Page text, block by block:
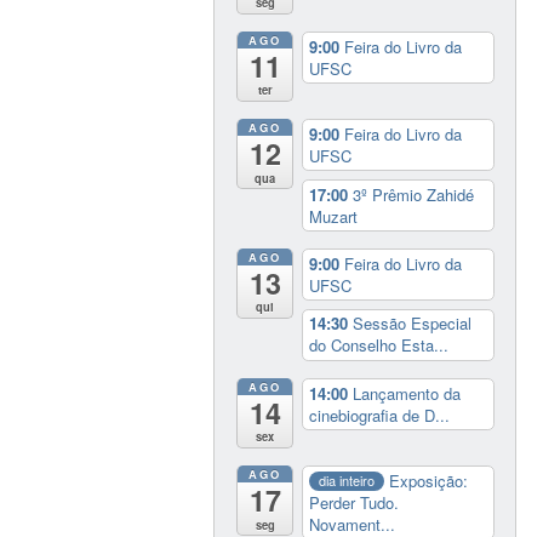
AGO
11
ter
9:00 Feira do Livro da
UFSC
AGO
12
qua
9:00 Feira do Livro da
UFSC
17:003º Prêmio Zahidé
Muzart
AGO
13
qui
9:00 Feira do Livro da
UFSC
14:30Sessão Especial
do Conselho Esta...
AGO
14
sex
14:00 Lançamento da
cinebiografia de D...
AGO
17
seg
dia inteiro
Exposição:
Perder Tudo.
Novament...